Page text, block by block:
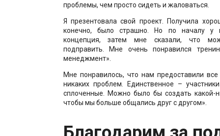
проблемы, чем просто сидеть и жаловаться.
Я презентовала свой проект. Получила
конечно, было страшно. Но по началу у
концепция, затем мне сказали, что
подправить. Мне очень понравился
менеджмент».
Мне понравилось, что нам предоставили
никаких проблем. Единственное –
сплоченные. Можно было бы создать какой-
чтобы мы больше общались друг с другом».